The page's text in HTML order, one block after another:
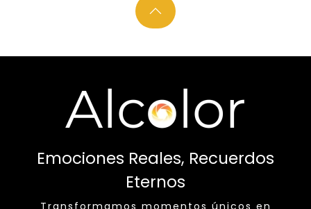
Emociones Reales, Recuerdos
Eternos
Transformamos momentos únicos en